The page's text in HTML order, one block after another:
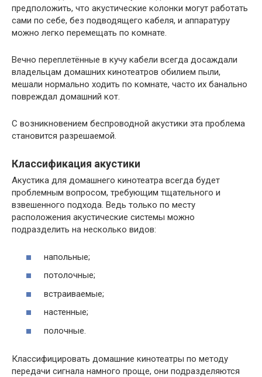
предположить, что акустические колонки могут работать
сами по себе, без подводящего кабеля, и аппаратуру
можно легко перемещать по комнате.
Вечно переплетённые в кучу кабели всегда досаждали
владельцам домашних кинотеатров обилием пыли,
мешали нормально ходить по комнате, часто их банально
повреждал домашний кот.
С возникновением беспроводной акустики эта проблема
становится разрешаемой.
Классификация акустики
Акустика для домашнего кинотеатра всегда будет
проблемным вопросом, требующим тщательного и
взвешенного подхода. Ведь только по месту
расположения акустические системы можно
подразделить на несколько видов:
напольные;
потолочные;
встраиваемые;
настенные;
полочные.
Классифицировать домашние кинотеатры по методу
передачи сигнала намного проще, они подразделяются